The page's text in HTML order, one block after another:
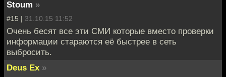
Stoum »
#15 | 31.10.15 11:52
Очень бесят все эти СМИ которые вместо проверки
информации стараются её быстрее в сеть
выбросить.
Deus Ex »